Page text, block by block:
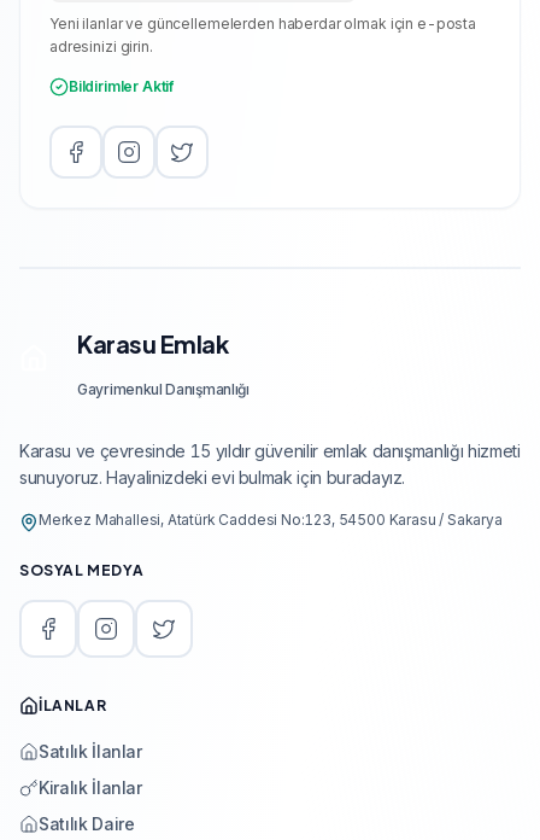
Yeni ilanlar ve güncellemelerden haberdar olmak için e-posta
adresinizi girin.
Bildirimler Aktif
Karasu Emlak
Gayrimenkul Danışmanlığı
Karasu ve çevresinde 15 yıldır güvenilir emlak danışmanlığı hizmeti
sunuyoruz. Hayalinizdeki evi bulmak için buradayız.
Merkez Mahallesi, Atatürk Caddesi No:123, 54500 Karasu / Sakarya
SOSYAL MEDYA
İLANLAR
Satılık İlanlar
Kiralık İlanlar
Satılık Daire